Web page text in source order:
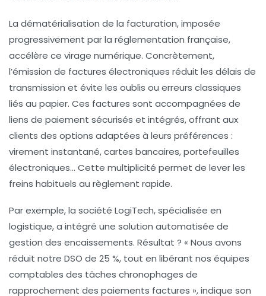
La dématérialisation de la facturation, imposée
progressivement par la réglementation française,
accélère ce virage numérique. Concrètement,
l’émission de factures électroniques réduit les délais de
transmission et évite les oublis ou erreurs classiques
liés au papier. Ces factures sont accompagnées de
liens de paiement sécurisés et intégrés, offrant aux
clients des options adaptées à leurs préférences :
virement instantané, cartes bancaires, portefeuilles
électroniques… Cette multiplicité permet de lever les
freins habituels au règlement rapide.
Par exemple, la société LogiTech, spécialisée en
logistique, a intégré une solution automatisée de
gestion des encaissements. Résultat ? « Nous avons
réduit notre DSO de 25 %, tout en libérant nos équipes
comptables des tâches chronophages de
rapprochement des paiements factures », indique son